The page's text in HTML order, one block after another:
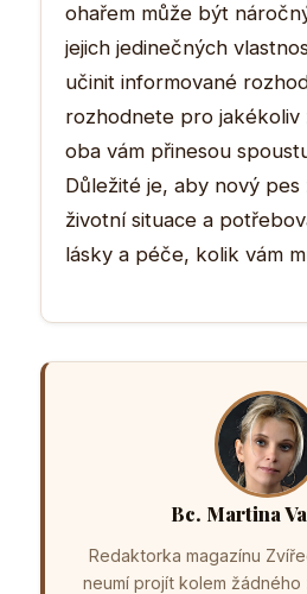
ohařem může být
jejich jedinečných
učinit informované
rozhodnete pro
oba vám přinesou
Důležité je, aby nový pes
životní situace a
lásky a péče, kolik vám
Bc. Martina
Redaktorka magazínu
neumí projít kolem